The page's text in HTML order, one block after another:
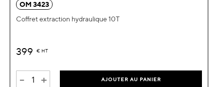
OM 3423
Coffret extraction hydraulique 10T
399 € HT
- + AJOUTER AU PANIER